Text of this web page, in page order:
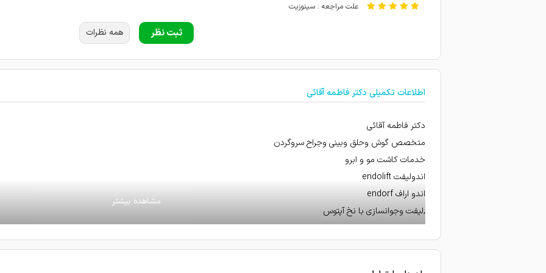
علت مراجعه : سینوزیت
امتیاز درج شده است
پسرم لوزه سوم داره و دکتر تشخیص دادند باید عمل بشه
ثبت نظر همه نظرات
اطلاعات تکمیلی دکتر فاطمه آقائی
دکتر فاطمه آقائی
متخصص گوش وحلق وبینی وجراح سروگردن
خدمات کاشت مو و ابرو
اندولیفت endolift
اندو اراف endorf
,لیفت وجوانسازی با نخ آپتوس
تزریق چربی